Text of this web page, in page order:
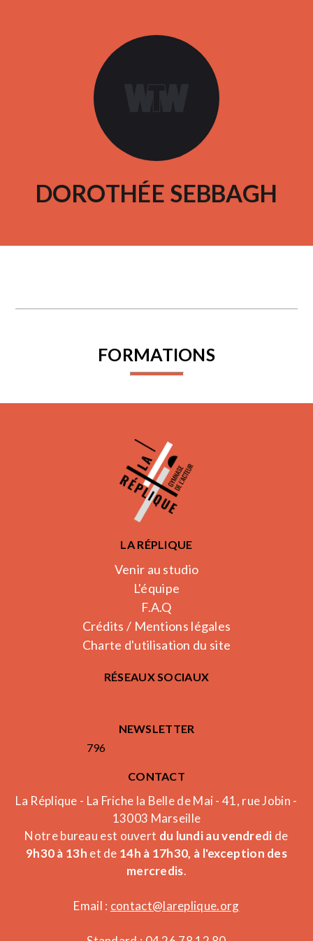
DOROTHÉE SEBBAGH
FORMATIONS
LA RÉPLIQUE
Venir au studio
L'équipe
F.A.Q
Crédits / Mentions légales
Charte d'utilisation du site
RÉSEAUX SOCIAUX
NEWSLETTER
796
CONTACT
La Réplique - La Friche la Belle de Mai - 41, rue Jobin -
13003 Marseille
Notre bureau est ouvert du lundi au vendredi de
9h30 à 13h et de 14h à 17h30, à l'exception des
mercredis.
Email : contact@lareplique.org